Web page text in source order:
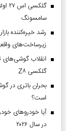
سامسونگ
زیرساخت‌های
انقلاب گوشی‌های
گلکسی Z۸
است؟
آیا خودروهای
در سال ۲۰۲۶